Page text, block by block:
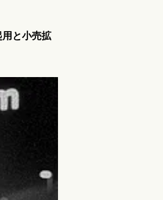
と小売拡